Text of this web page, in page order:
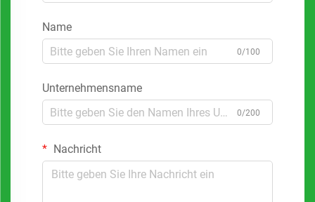
Name
0/100
Unternehmensname
0/200
Nachricht